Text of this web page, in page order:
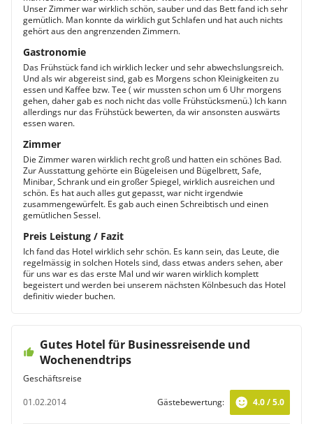
Unser Zimmer war wirklich schön, sauber und das Bett fand ich sehr
gemütlich. Man konnte da wirklich gut Schlafen und hat auch nichts
gehört aus den angrenzenden Zimmern.
Gastronomie
Das Frühstück fand ich wirklich lecker und sehr abwechslungsreich.
Und als wir abgereist sind, gab es Morgens schon Kleinigkeiten zu
essen und Kaffee bzw. Tee ( wir mussten schon um 6 Uhr morgens
gehen, daher gab es noch nicht das volle Frühstücksmenü.) Ich kann
allerdings nur das Frühstück bewerten, da wir ansonsten auswärts
essen waren.
Zimmer
Die Zimmer waren wirklich recht groß und hatten ein schönes Bad.
Zur Ausstattung gehörte ein Bügeleisen und Bügelbrett, Safe,
Minibar, Schrank und ein großer Spiegel, wirklich ausreichen und
schön. Es hat auch alles gut gepasst, war nicht irgendwie
zusammengewürfelt. Es gab auch einen Schreibtisch und einen
gemütlichen Sessel.
Preis Leistung / Fazit
Ich fand das Hotel wirklich sehr schön. Es kann sein, das Leute, die
regelmässig in solchen Hotels sind, dass etwas anders sehen, aber
für uns war es das erste Mal und wir waren wirklich komplett
begeistert und werden bei unserem nächsten Kölnbesuch das Hotel
definitiv wieder buchen.
Gutes Hotel für Businessreisende und
Wochenendtrips
Geschäftsreise
01.02.2014
Gästebewertung: 4.0 / 5.0